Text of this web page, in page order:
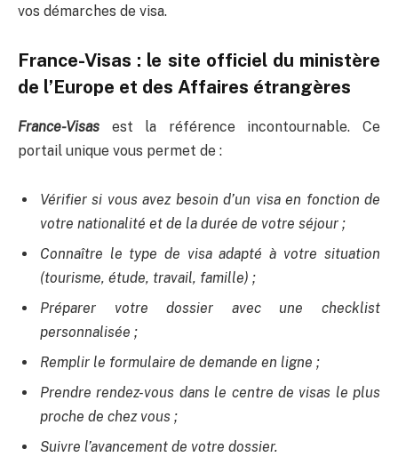
vos démarches de visa.
France-Visas : le site officiel du ministère
de l’Europe et des Affaires étrangères
France-Visas est la référence incontournable. Ce
portail unique vous permet de :
Vérifier si vous avez besoin d’un visa en fonction de
votre nationalité et de la durée de votre séjour ;
Connaître le type de visa adapté à votre situation
(tourisme, étude, travail, famille) ;
Préparer votre dossier avec une checklist
personnalisée ;
Remplir le formulaire de demande en ligne ;
Prendre rendez-vous dans le centre de visas le plus
proche de chez vous ;
Suivre l’avancement de votre dossier.